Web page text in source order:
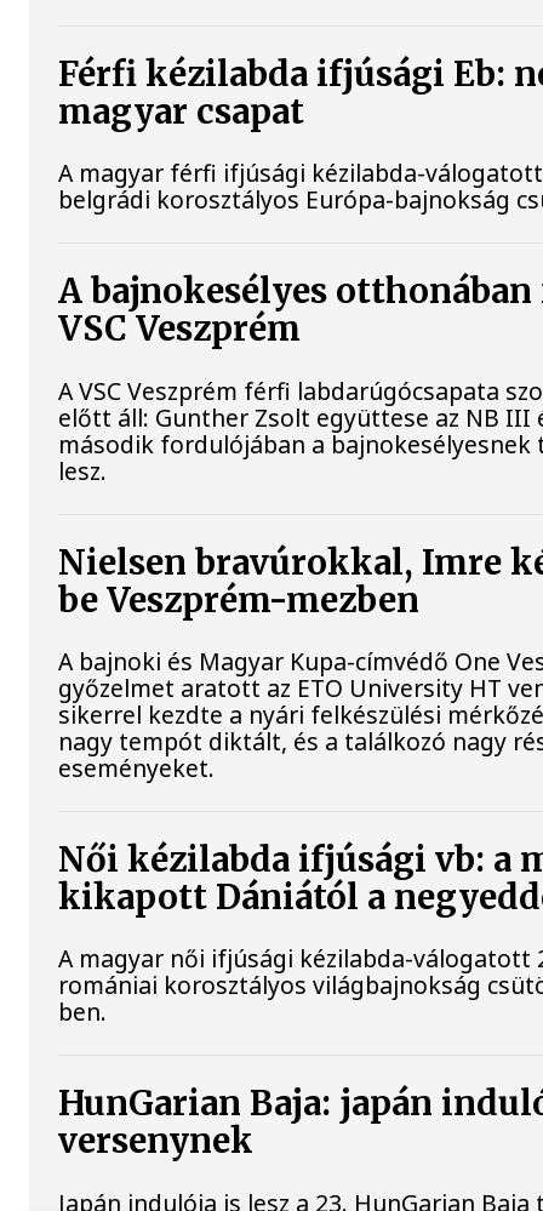
Férfi kézilabda ifjúsági Eb:
magyar csapat
A magyar férfi ifjúsági kézilabda-
belgrádi korosztályos Európa-bajnokság
A bajnokesélyes
VSC Veszprém
A VSC Veszprém férfi labdarúgócsapata
előtt áll: Gunther Zsolt együttese az NB
második fordulójában a
lesz.
Nielsen bravúrokkal, Imre
be Veszprém-mezben
A bajnoki és Magyar Kupa-címvédő One
győzelmet aratott az ETO University HT
sikerrel kezdte a nyári felkészülési
nagy tempót diktált, és a találkozó nagy
eseményeket.
Női kézilabda ifjúsági vb: a
kikapott Dániától a
A magyar női ifjúsági kézilabda-
romániai korosztályos világbajnokság
ben.
HunGarian Baja: japán
versenynek
Japán indulója is lesz a 23. HunGarian